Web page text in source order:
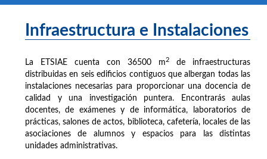
Infraestructura e Instalaciones
La ETSIAE cuenta con 36500 m2
de infraestructuras
distribuidas en seis edificios contiguos que albergan todas las
instalaciones necesarias para proporcionar una docencia de
calidad y una investigación puntera. Encontrarás aulas
docentes, de exámenes y de informática, laboratorios de
prácticas, salones de actos, biblioteca, cafetería, locales de las
asociaciones de alumnos y espacios para las distintas
unidades administrativas.